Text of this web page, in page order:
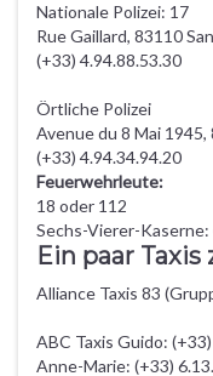
Nationale Polizei: 17
Rue Gaillard, 83110
(+33) 4.94.88.53.30
Örtliche Polizei
Avenue du 8 Mai 1945,
(+33) 4.94.34.94.20
Feuerwehrleute:
18 oder 112
Sechs-Vierer-
Ein paar Taxis
Alliance Taxis 83
ABC Taxis Guido:
Anne-Marie: (+33)